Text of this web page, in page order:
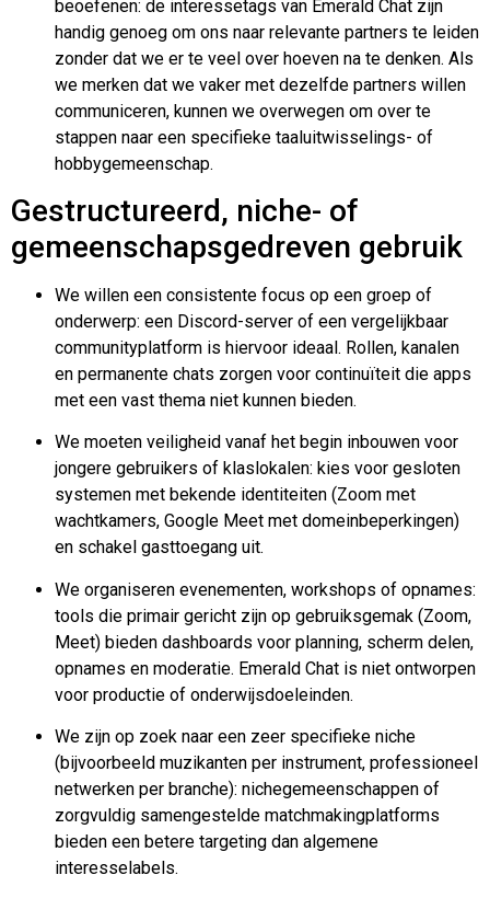
beoefenen: de interessetags van Emerald Chat zijn
handig genoeg om ons naar relevante partners te leiden
zonder dat we er te veel over hoeven na te denken. Als
we merken dat we vaker met dezelfde partners willen
communiceren, kunnen we overwegen om over te
stappen naar een specifieke taaluitwisselings- of
hobbygemeenschap.
Gestructureerd, niche- of
gemeenschapsgedreven gebruik
We willen een consistente focus op een groep of
onderwerp: een Discord-server of een vergelijkbaar
communityplatform is hiervoor ideaal. Rollen, kanalen
en permanente chats zorgen voor continuïteit die apps
met een vast thema niet kunnen bieden.
We moeten veiligheid vanaf het begin inbouwen voor
jongere gebruikers of klaslokalen: kies voor gesloten
systemen met bekende identiteiten (Zoom met
wachtkamers, Google Meet met domeinbeperkingen)
en schakel gasttoegang uit.
We organiseren evenementen, workshops of opnames:
tools die primair gericht zijn op gebruiksgemak (Zoom,
Meet) bieden dashboards voor planning, scherm delen,
opnames en moderatie. Emerald Chat is niet ontworpen
voor productie of onderwijsdoeleinden.
We zijn op zoek naar een zeer specifieke niche
(bijvoorbeeld muzikanten per instrument, professioneel
netwerken per branche): nichegemeenschappen of
zorgvuldig samengestelde matchmakingplatforms
bieden een betere targeting dan algemene
interesselabels.